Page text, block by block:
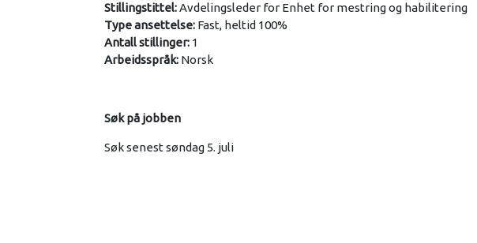
Stillingstittel:Avdelingsleder for Enhet for mestring og habilitering
Type ansettelse: Fast, heltid 100%
Antall stillinger: 1
Arbeidsspråk: Norsk
Søk på jobben
Søk senest søndag 5. juli